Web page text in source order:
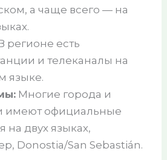
а чаще всего — на
регионе есть
и телеканалы на
языке.
Многие города и
имеют официальные
на двух языках,
Donostia/San Sebastián.